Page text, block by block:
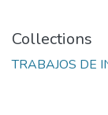
Collections
TRABAJOS DE